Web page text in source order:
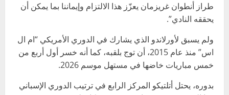
طراز أنطوان غريزمان يعزّز هذا الالتزام وإيماننا بما يمكن أن
يحققه النادي”.
ولم يسبق لأورلاندو الذي يشارك في الدوري الأمريكي “ام ال
اس” منذ عام 2015، أن توج بلقبه، كما أنه خسر أول أربع من
خمس مباريات خاضها في مستهل موسم 2026.
بدوره، يحتل أتلتيكو المركز الرابع في ترتيب الدوري الإسباني